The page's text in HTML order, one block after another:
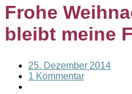
Frohe
bleibt meine
25. Dezember 2014
1 Kommentar